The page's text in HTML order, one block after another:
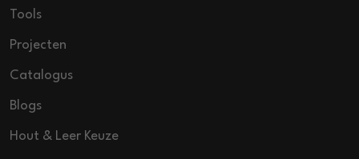
Tools
Projecten
Catalogus
Blogs
Hout & Leer Keuze